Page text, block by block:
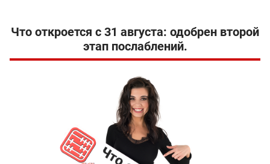
Что откроется с 31 августа: одобрен второй
этап послаблений.